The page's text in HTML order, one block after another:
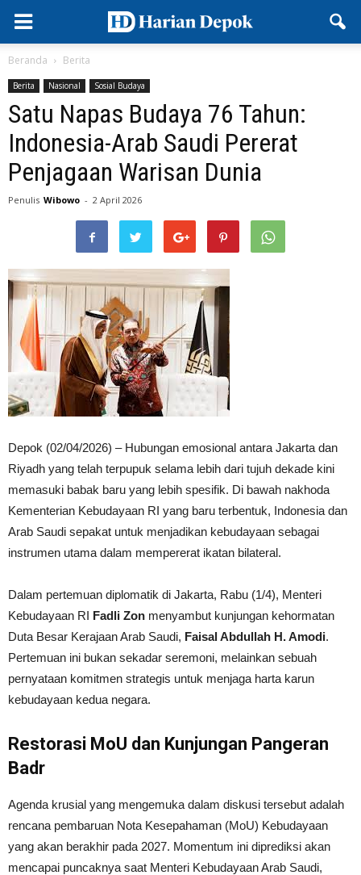
Beranda Berita
Berita Nasional Sosial Budaya
Satu Napas Budaya 76 Tahun:
Indonesia-Arab Saudi Pererat
Penjagaan Warisan Dunia
Penulis Wibowo - 2 April 2026
Depok (02/04/2026) – Hubungan emosional antara Jakarta dan
Riyadh yang telah terpupuk selama lebih dari tujuh dekade kini
memasuki babak baru yang lebih spesifik. Di bawah nakhoda
Kementerian Kebudayaan RI yang baru terbentuk, Indonesia dan
Arab Saudi sepakat untuk menjadikan kebudayaan sebagai
instrumen utama dalam mempererat ikatan bilateral.
Dalam pertemuan diplomatik di Jakarta, Rabu (1/4), Menteri
Kebudayaan RI Fadli Zon menyambut kunjungan kehormatan
Duta Besar Kerajaan Arab Saudi, Faisal Abdullah H. Amodi.
Pertemuan ini bukan sekadar seremoni, melainkan sebuah
pernyataan komitmen strategis untuk menjaga harta karun
kebudayaan kedua negara.
Restorasi MoU dan Kunjungan Pangeran
Badr
Agenda krusial yang mengemuka dalam diskusi tersebut adalah
rencana pembaruan Nota Kesepahaman (MoU) Kebudayaan
yang akan berakhir pada 2027. Momentum ini diprediksi akan
mencapai puncaknya saat Menteri Kebudayaan Arab Saudi,